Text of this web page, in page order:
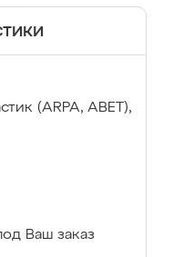
(ARPA, ABET),
Ваш заказ